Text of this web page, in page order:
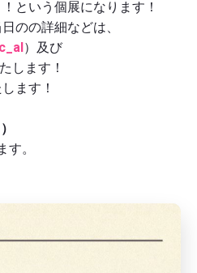
という個展になります！
のの詳細などは、
）及び
します！
ます！
。